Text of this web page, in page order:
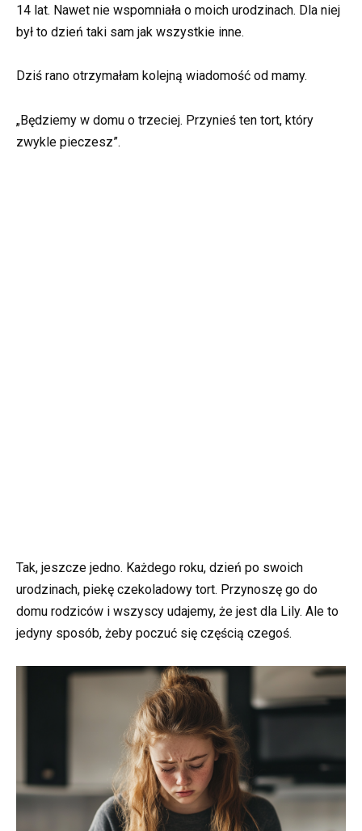
14 lat. Nawet nie wspomniała o moich urodzinach. Dla niej
był to dzień taki sam jak wszystkie inne.
Dziś rano otrzymałam kolejną wiadomość od mamy.
„Będziemy w domu o trzeciej. Przynieś ten tort, który
zwykle pieczesz”.
Tak, jeszcze jedno. Każdego roku, dzień po swoich
urodzinach, piekę czekoladowy tort. Przynoszę go do
domu rodziców i wszyscy udajemy, że jest dla Lily. Ale to
jedyny sposób, żeby poczuć się częścią czegoś.